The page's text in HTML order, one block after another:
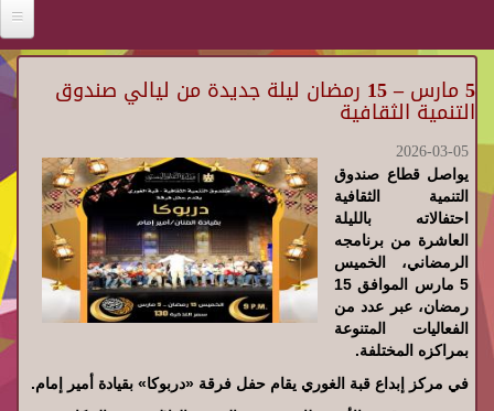
5 مارس – 15 رمضان ليلة جديدة من ليالي صندوق
التنمية الثقافية
2026-03-05
يواصل قطاع صندوق
التنمية الثقافية
احتفالاته بالليلة
العاشرة من برنامجه
الرمضاني، الخميس
5 مارس الموافق 15
رمضان، عبر عدد من
الفعاليات المتنوعة
بمراكزه المختلفة.
في مركز إبداع قبة الغوري يقام حفل فرقة «دربوكا» بقيادة أمير إمام.